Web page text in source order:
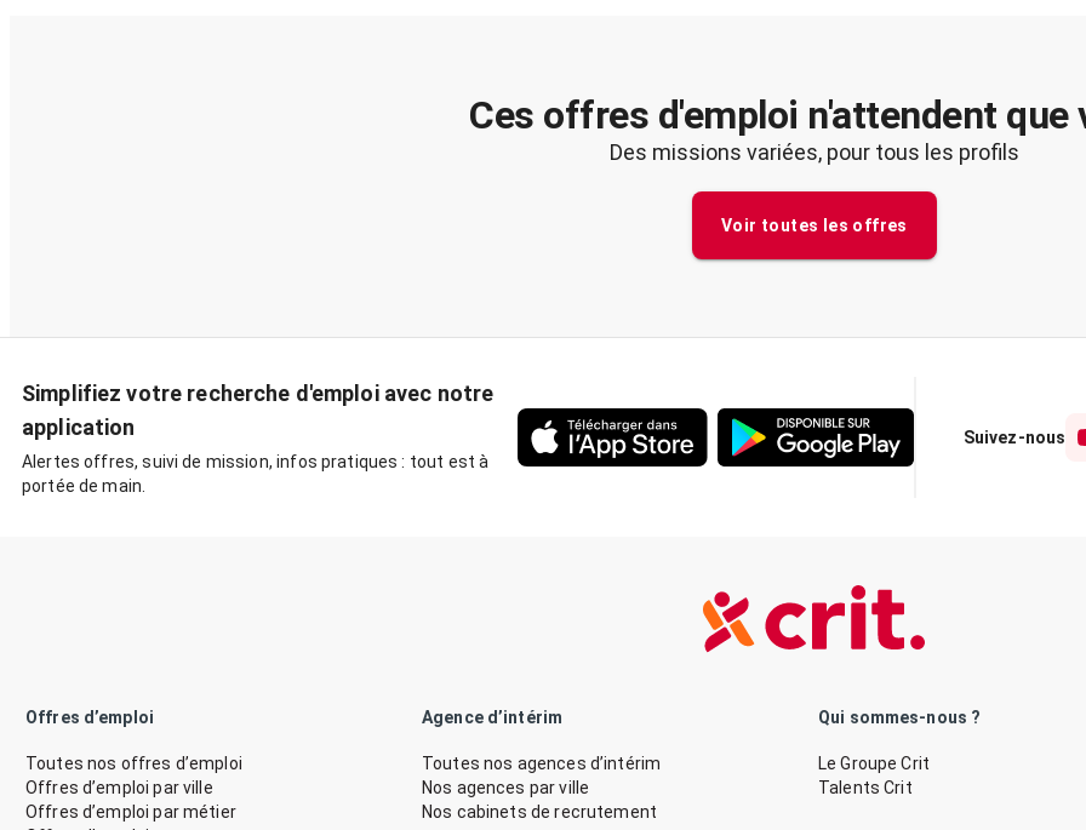
Ces offres d'emploi n'attendent que
Des missions variées, pour tous les profils
Voir toutes les offres
Simplifiez votre recherche d'emploi avec notre
application
Alertes offres, suivi de mission, infos pratiques : tout est à
portée de main.
Suivez-nous
Offres d’emploi
Toutes nos offres d’emploi
Offres d’emploi par ville
Offres d’emploi par métier
Agence d’intérim
Toutes nos agences d’intérim
Nos agences par ville
Nos cabinets de recrutement
Qui sommes-nous ?
Le Groupe Crit
Talents Crit